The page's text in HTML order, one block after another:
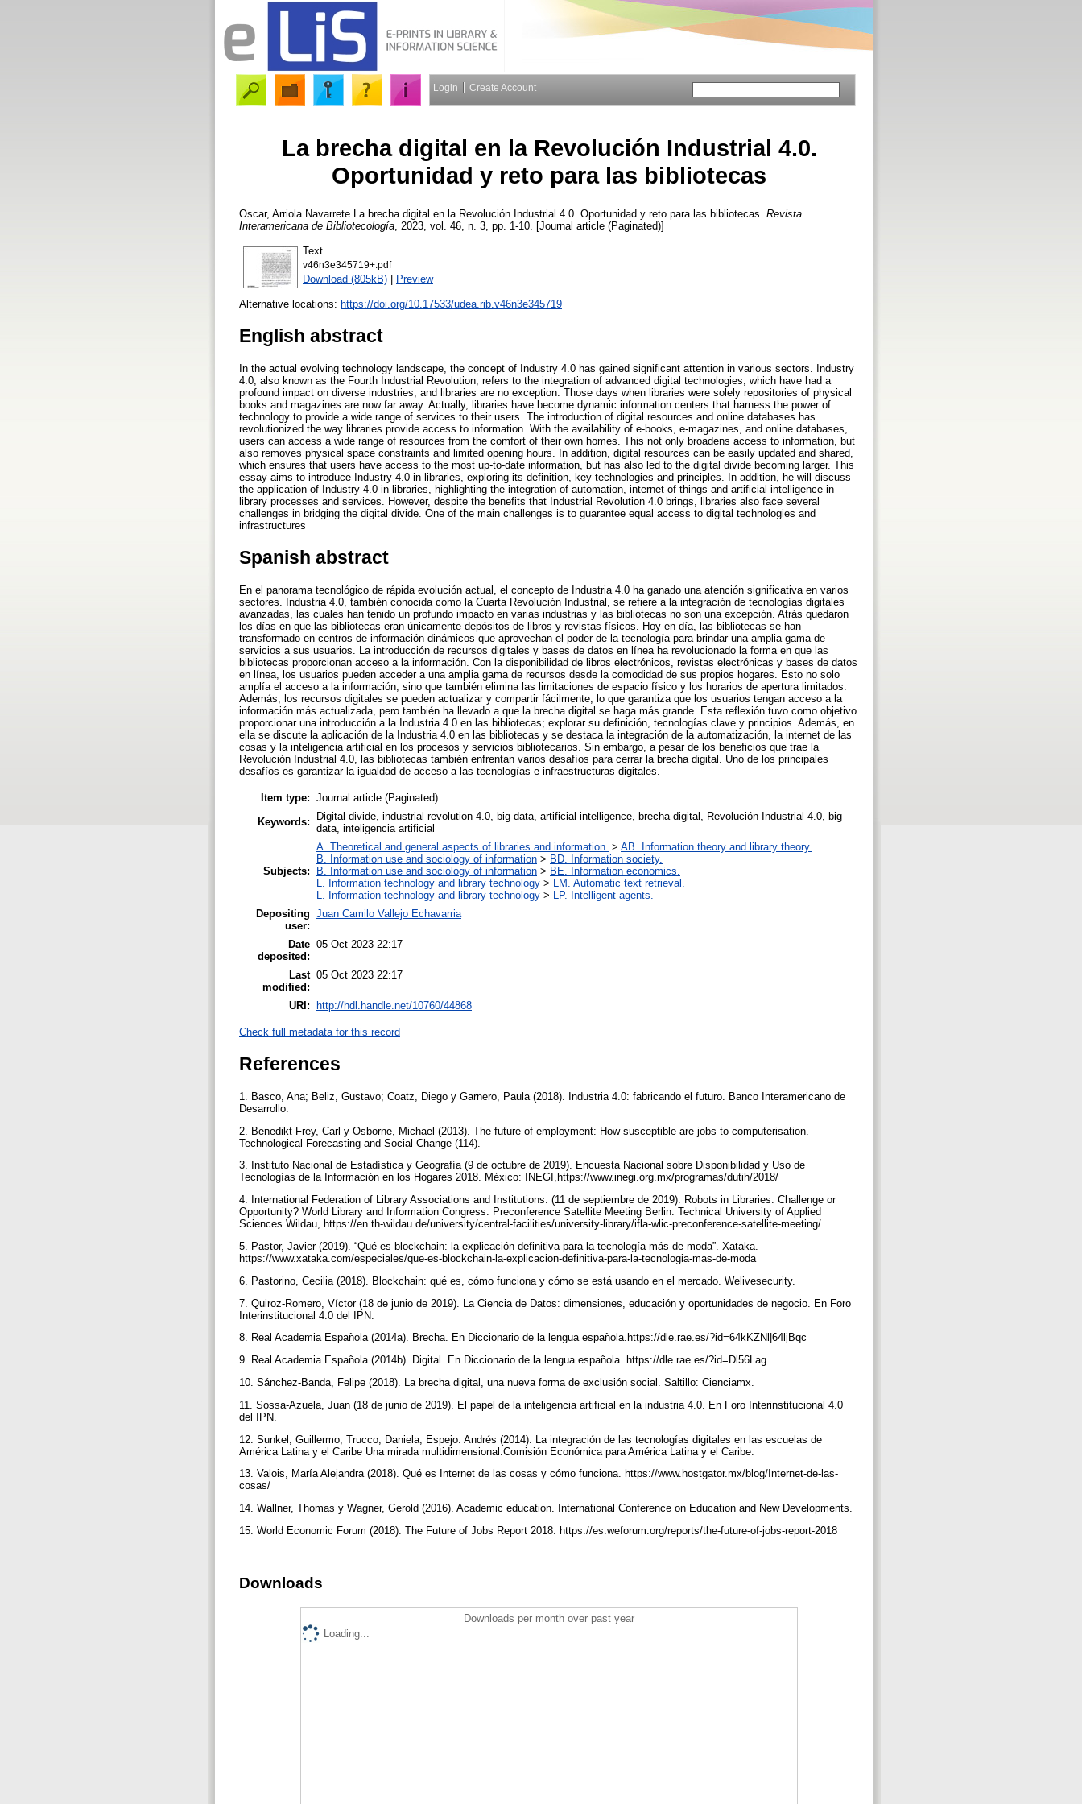
Login Create Account
La brecha digital en la Revolución Industrial 4.0.
Oportunidad y reto para las bibliotecas
Oscar, Arriola Navarrete La brecha digital en la Revolución Industrial 4.0. Oportunidad y reto para las bibliotecas. Revista
Interamericana de Bibliotecología , 2023, vol. 46, n. 3, pp. 1-10. [Journal article (Paginated)]
Text
v46n3e345719+.pdf
Download (805kB) | Preview
Alternative locations: https://doi.org/10.17533/udea.rib.v46n3e345719
English abstract
In the actual evolving technology landscape, the concept of Industry 4.0 has gained significant attention in various sectors. Industry
4.0, also known as the Fourth Industrial Revolution, refers to the integration of advanced digital technologies, which have had a
profound impact on diverse industries, and libraries are no exception. Those days when libraries were solely repositories of physical
books and magazines are now far away. Actually, libraries have become dynamic information centers that harness the power of
technology to provide a wide range of services to their users. The introduction of digital resources and online databases has
revolutionized the way libraries provide access to information. With the availability of e-books, e-magazines, and online databases,
users can access a wide range of resources from the comfort of their own homes. This not only broadens access to information, but
also removes physical space constraints and limited opening hours. In addition, digital resources can be easily updated and shared,
which ensures that users have access to the most up-to-date information, but has also led to the digital divide becoming larger. This
essay aims to introduce Industry 4.0 in libraries, exploring its definition, key technologies and principles. In addition, he will discuss
the application of Industry 4.0 in libraries, highlighting the integration of automation, internet of things and artificial intelligence in
library processes and services. However, despite the benefits that Industrial Revolution 4.0 brings, libraries also face several
challenges in bridging the digital divide. One of the main challenges is to guarantee equal access to digital technologies and
infrastructures
Spanish abstract
En el panorama tecnológico de rápida evolución actual, el concepto de Industria 4.0 ha ganado una atención significativa en varios
sectores. Industria 4.0, también conocida como la Cuarta Revolución Industrial, se refiere a la integración de tecnologías digitales
avanzadas, las cuales han tenido un profundo impacto en varias industrias y las bibliotecas no son una excepción. Atrás quedaron
los días en que las bibliotecas eran únicamente depósitos de libros y revistas físicos. Hoy en día, las bibliotecas se han
transformado en centros de información dinámicos que aprovechan el poder de la tecnología para brindar una amplia gama de
servicios a sus usuarios. La introducción de recursos digitales y bases de datos en línea ha revolucionado la forma en que las
bibliotecas proporcionan acceso a la información. Con la disponibilidad de libros electrónicos, revistas electrónicas y bases de datos
en línea, los usuarios pueden acceder a una amplia gama de recursos desde la comodidad de sus propios hogares. Esto no solo
amplía el acceso a la información, sino que también elimina las limitaciones de espacio físico y los horarios de apertura limitados.
Además, los recursos digitales se pueden actualizar y compartir fácilmente, lo que garantiza que los usuarios tengan acceso a la
información más actualizada, pero también ha llevado a que la brecha digital se haga más grande. Esta reflexión tuvo como objetivo
proporcionar una introducción a la Industria 4.0 en las bibliotecas; explorar su definición, tecnologías clave y principios. Además, en
ella se discute la aplicación de la Industria 4.0 en las bibliotecas y se destaca la integración de la automatización, la internet de las
cosas y la inteligencia artificial en los procesos y servicios bibliotecarios. Sin embargo, a pesar de los beneficios que trae la
Revolución Industrial 4.0, las bibliotecas también enfrentan varios desafíos para cerrar la brecha digital. Uno de los principales
desafíos es garantizar la igualdad de acceso a las tecnologías e infraestructuras digitales.
Item type: Journal article (Paginated)
Keywords:
Digital divide, industrial revolution 4.0, big data, artificial intelligence, brecha digital, Revolución Industrial 4.0, big
data, inteligencia artificial
Subjects:
A. Theoretical and general aspects of libraries and information. > AB. Information theory and library theory.
B. Information use and sociology of information > BD. Information society.
B. Information use and sociology of information > BE. Information economics.
L. Information technology and library technology >
LM. Automatic text retrieval.
L. Information technology and library technology >
LP. Intelligent agents.
Depositing
user:
Juan Camilo Vallejo Echavarria
Date
deposited:
05 Oct 2023 22:17
Last
modified:
05 Oct 2023 22:17
URI: http://hdl.handle.net/10760/44868
Check full metadata for this record
References
1. Basco, Ana; Beliz, Gustavo; Coatz, Diego y Garnero, Paula (2018). Industria 4.0: fabricando el futuro. Banco Interamericano de
Desarrollo.
2. Benedikt-Frey, Carl y Osborne, Michael (2013). The future of employment: How susceptible are jobs to computerisation.
Technological Forecasting and Social Change (114).
3. Instituto Nacional de Estadística y Geografía (9 de octubre de 2019). Encuesta Nacional sobre Disponibilidad y Uso de
Tecnologías de la Información en los Hogares 2018. México: INEGI,https://www.inegi.org.mx/programas/dutih/2018/
4. International Federation of Library Associations and Institutions. (11 de septiembre de 2019). Robots in Libraries: Challenge or
Opportunity? World Library and Information Congress. Preconference Satellite Meeting Berlin: Technical University of Applied
Sciences Wildau, https://en.th-wildau.de/university/central-facilities/university-library/ifla-wlic-preconference-satellite-meeting/
5. Pastor, Javier (2019). “Qué es blockchain: la explicación definitiva para la tecnología más de moda”. Xataka.
https://www.xataka.com/especiales/que-es-blockchain-la-explicacion-definitiva-para-la-tecnologia-mas-de-moda
6. Pastorino, Cecilia (2018). Blockchain: qué es, cómo funciona y cómo se está usando en el mercado. Welivesecurity.
7. Quiroz-Romero, Víctor (18 de junio de 2019). La Ciencia de Datos: dimensiones, educación y oportunidades de negocio. En Foro
Interinstitucional 4.0 del IPN.
8. Real Academia Española (2014a). Brecha. En Diccionario de la lengua española.https://dle.rae.es/?id=64kKZNl|64ljBqc
9. Real Academia Española (2014b). Digital. En Diccionario de la lengua española. https://dle.rae.es/?id=Dl56Lag
10. Sánchez-Banda, Felipe (2018). La brecha digital, una nueva forma de exclusión social. Saltillo: Cienciamx.
11. Sossa-Azuela, Juan (18 de junio de 2019). El papel de la inteligencia artificial en la industria 4.0. En Foro Interinstitucional 4.0
del IPN.
12. Sunkel, Guillermo; Trucco, Daniela; Espejo. Andrés (2014). La integración de las tecnologías digitales en las escuelas de
América Latina y el Caribe Una mirada multidimensional.Comisión Económica para América Latina y el Caribe.
13. Valois, María Alejandra (2018). Qué es Internet de las cosas y cómo funciona. https://www.hostgator.mx/blog/Internet-de-las-
cosas/
14. Wallner, Thomas y Wagner, Gerold (2016). Academic education. International Conference on Education and New Developments.
15. World Economic Forum (2018). The Future of Jobs Report 2018. https://es.weforum.org/reports/the-future-of-jobs-report-2018
Downloads
Downloads per month over past year
Loading...